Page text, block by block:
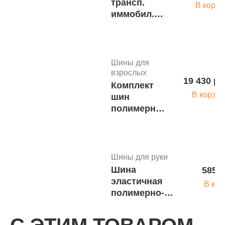
трансп.
иммобил.
конечности
ШТИвр-03
м1357
В
Шины для
взрослых
Комплект
шин
полимерных
ВШВ-2
19 430
В
Шины для руки
Шина
эластичная
полимерно-
универсальная
585
В